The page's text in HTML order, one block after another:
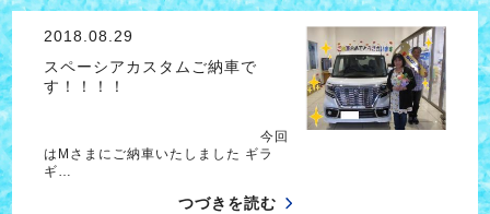
2018.08.29
スペーシアカスタムご納車で
す！！！！
今回
はMさまにご納車いたしました ギラ
ギ…
つづきを読む